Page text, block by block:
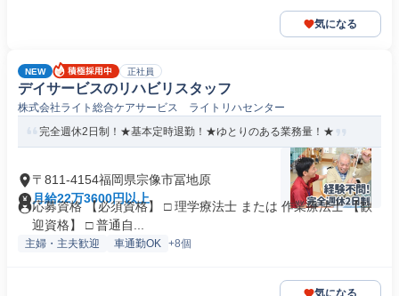
気になる
NEW 正社員
デイサービスのリハビリスタッフ
株式会社ライト総合ケアサービス ライトリハセンター
完全週休2日制！★基本定時退勤！★ゆとりのある業務量！★
〒811-4154福岡県宗像市冨地原
月給22万3600円以上
応募資格 【必須資格】 □ 理学療法士 または 作業療法士 【歓
迎資格】 □ 普通自...
主婦・主夫歓迎 車通勤OK +8個
気になる